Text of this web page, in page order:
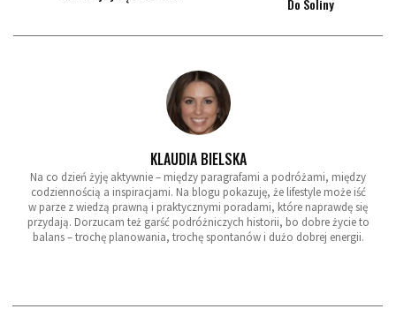
KLAUDIA BIELSKA
Na co dzień żyję aktywnie – między paragrafami a podróżami, między
codziennością a inspiracjami. Na blogu pokazuję, że lifestyle może iść
w parze z wiedzą prawną i praktycznymi poradami, które naprawdę się
przydają. Dorzucam też garść podróżniczych historii, bo dobre życie to
balans – trochę planowania, trochę spontanów i dużo dobrej energii.